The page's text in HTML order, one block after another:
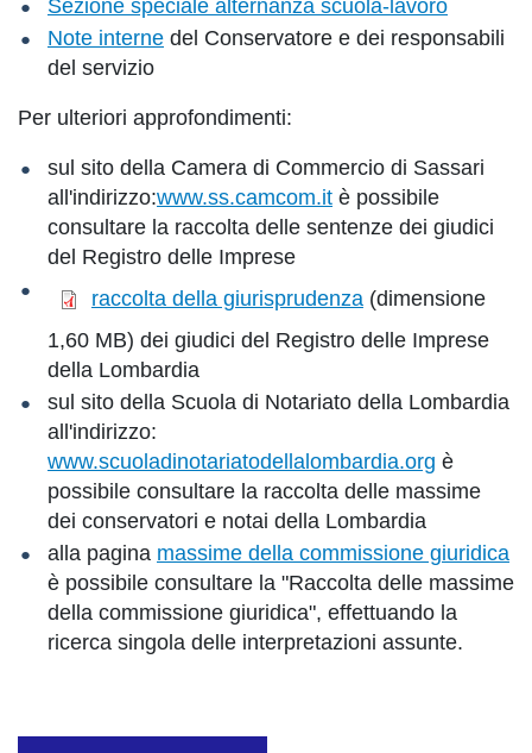
Sezione speciale alternanza scuola-lavoro
Note interne del Conservatore e dei responsabili
del servizio
Per ulteriori approfondimenti:
sul sito della Camera di Commercio di Sassari
all'indirizzo:www.ss.camcom.it è possibile
consultare la raccolta delle sentenze dei giudici
del Registro delle Imprese
raccolta della giurisprudenza (dimensione
1,60 MB) dei giudici del Registro delle Imprese
della Lombardia
sul sito della Scuola di Notariato della Lombardia
all'indirizzo:
www.scuoladinotariatodellalombardia.org è
possibile consultare la raccolta delle massime
dei conservatori e notai della Lombardia
alla pagina massime della commissione giuridica
è possibile consultare la "Raccolta delle massime
della commissione giuridica", effettuando la
ricerca singola delle interpretazioni assunte.